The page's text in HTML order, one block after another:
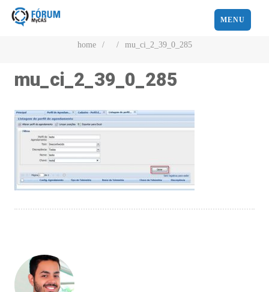
MENU
home / / mu_ci_2_39_0_285
mu_ci_2_39_0_285